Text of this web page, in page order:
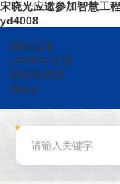
宋晓光应邀参加智慧工
yd4008
国际云顶
yd4008-云顶
国际集团游
戏app